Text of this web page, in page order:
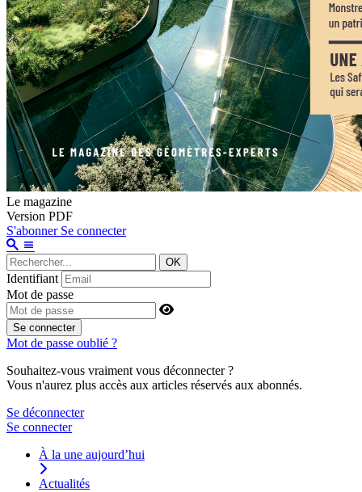
Le magazine
Version PDF
S'abonner Se connecter
OK
Identifiant
Mot de passe
Se connecter
Mot de passe oublié ?
Souhaitez-vous vraiment vous déconnecter ?
Vous n'aurez plus accès aux articles réservés aux abonnés.
Se déconnecter
Se connecter
À la une aujourd’hui
Actualités